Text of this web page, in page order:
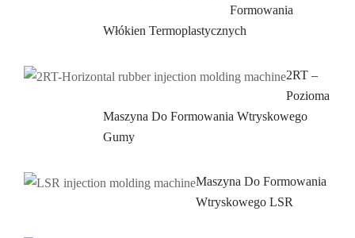
Formowania
Włókien Termoplastycznych
2RT –
Pozioma
Maszyna Do Formowania Wtryskowego
Gumy
Maszyna Do Formowania
Wtryskowego LSR